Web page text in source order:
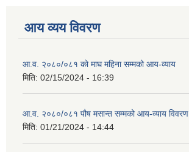
आय व्यय विवरण
आ.व. २०८०/०८१ को माघ महिना सम्मको आय-व्याय
मिति: 02/15/2024 - 16:39
आ.व. २०८०/०८१ पौष मसान्त सम्मको आय-व्याय विवरण
मिति: 01/21/2024 - 14:44